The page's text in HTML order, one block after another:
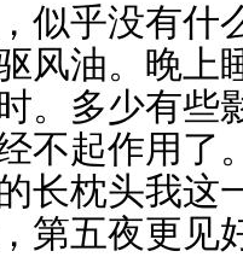
似乎没有什
风油。晚上
。多少有些
不起作用了
长枕头我这
第五夜更见